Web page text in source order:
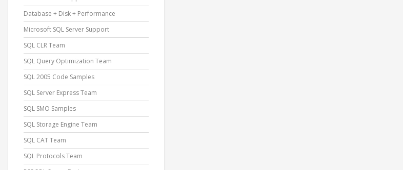
Database + Disk + Performance
Microsoft SQL Server Support
SQL CLR Team
SQL Query Optimization Team
SQL 2005 Code Samples
SQL Server Express Team
SQL SMO Samples
SQL Storage Engine Team
SQL CAT Team
SQL Protocols Team